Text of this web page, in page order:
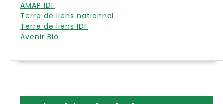
AMAP IDF
Terre de liens nationnal
Terre de liens IDF
Avenir Bio